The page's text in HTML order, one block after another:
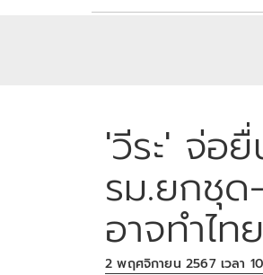
'วีระ' จ่อ
รม.ยกชุ
อาจทำไ
2 พฤศจิกายน 2567 เวลา